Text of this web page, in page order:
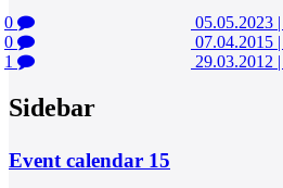
0 05.05.2023
0
07.04.2015
1
29.03.2012
Sidebar
Event calendar 15